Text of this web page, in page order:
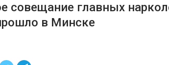
совещание главных
в Минске